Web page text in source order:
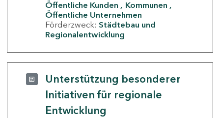
Öffentliche Kunden
Kommunen
Öffentliche Unternehmen
Förderzweck: Städtebau und
Regionalentwicklung
Unterstützung besonderer
Initiativen für regionale
Entwicklung